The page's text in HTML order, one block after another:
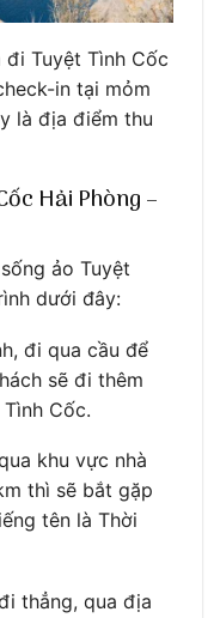
Tuyệt Tình Cốc
in tại mỏm
là địa điểm thu
Hải Phòng –
ảo Tuyệt
dưới đây:
đi qua cầu để
sẽ đi thêm
Cốc.
khu vực nhà
thì sẽ bắt gặp
tên là Thời
thẳng, qua địa